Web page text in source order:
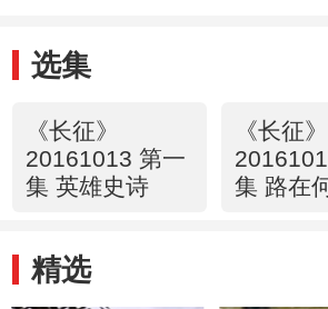
选集
《长征》
20161013 第一
集 英雄史诗
《长征》
集 路在
精选